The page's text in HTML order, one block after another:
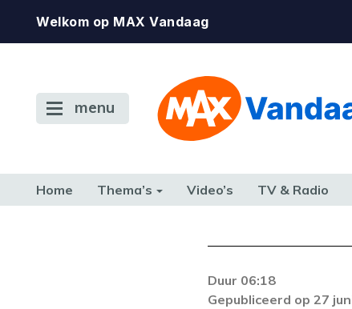
Welkom op MAX Vandaag
menu
Home Thema’s Video’s TV & Radio
De gewenste
beschikbaar. Als
Duur 06:18
Gepubliceerd op 27